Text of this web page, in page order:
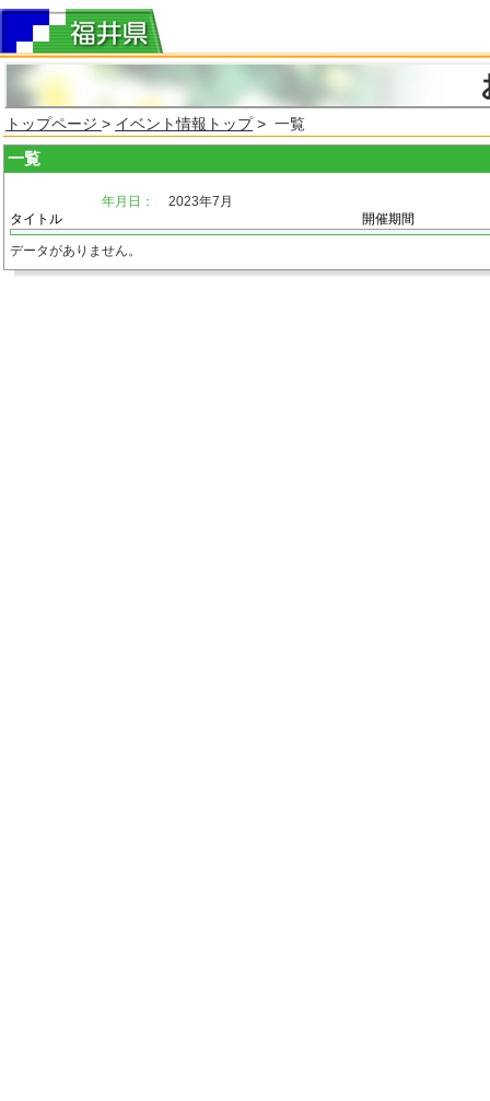
トップページ > イベント情報トップ> 一覧
一覧
年月日：
2023年7月
タイトル
開催期間
データがありません。